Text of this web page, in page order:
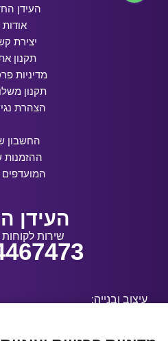
העידן
אודות
יצירת
תקנון
מדיניות
תקנון
הצהרת
החשבון
ההזמנות
המועדפים
העידן
שירות לקוחות
עיצוב ובנייה: